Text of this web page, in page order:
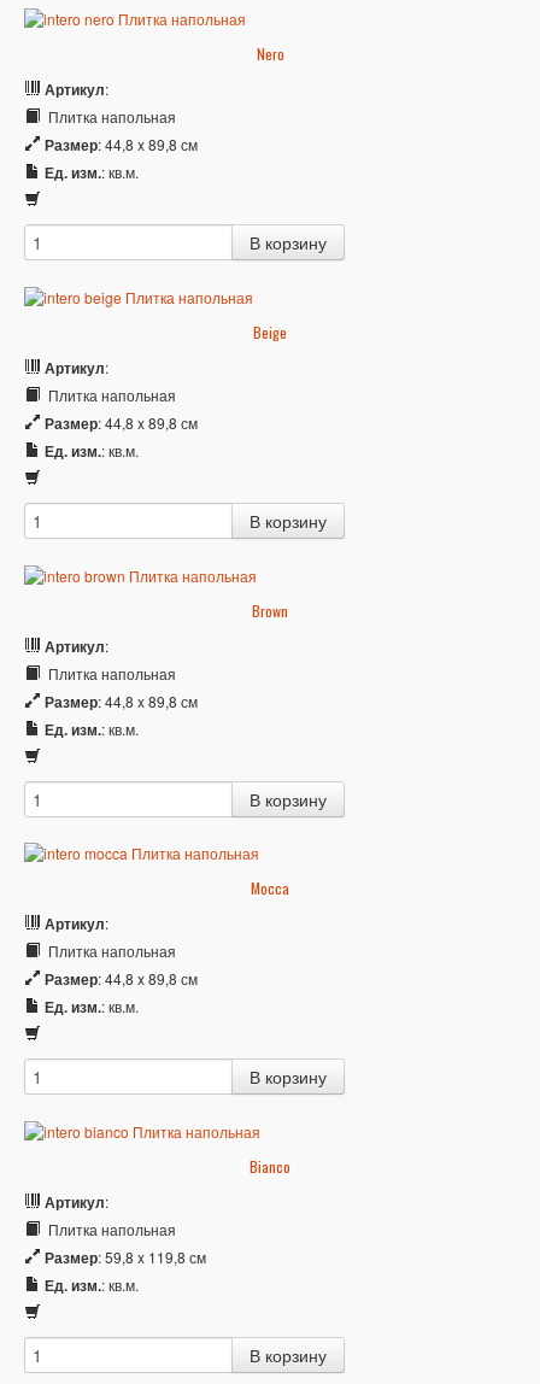
Nero
Артикул:
Плитка напольная
Размер: 44,8 x 89,8 см
Ед. изм.: кв.м.
Beige
Артикул:
Плитка напольная
Размер: 44,8 x 89,8 см
Ед. изм.: кв.м.
Brown
Артикул:
Плитка напольная
Размер: 44,8 x 89,8 см
Ед. изм.: кв.м.
Mocca
Артикул:
Плитка напольная
Размер: 44,8 x 89,8 см
Ед. изм.: кв.м.
Bianco
Артикул:
Плитка напольная
Размер: 59,8 x 119,8 см
Ед. изм.: кв.м.